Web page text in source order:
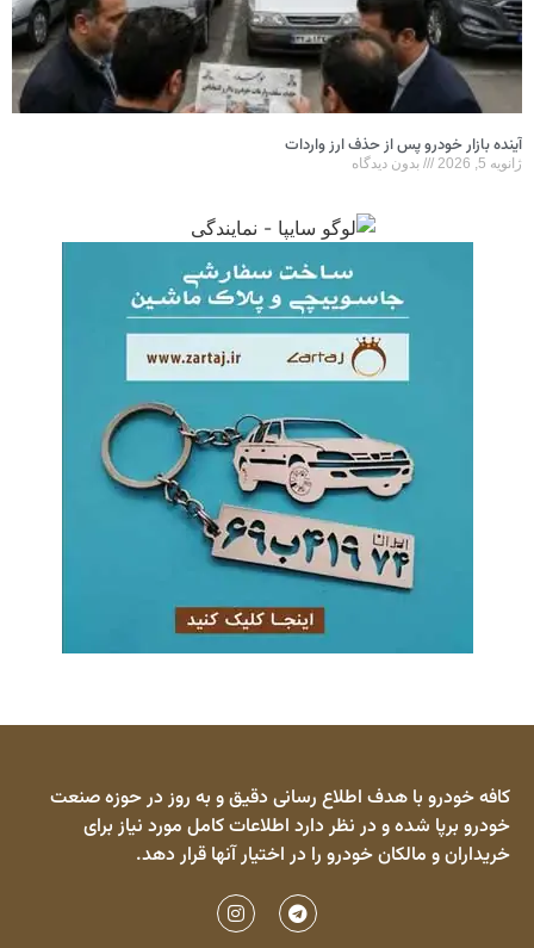
آینده بازار خودرو پس از حذف ارز واردات
ژانویه 5, 2026 بدون دیدگاه
کافه خودرو با هدف اطلاع رسانی دقیق و به روز در حوزه صنعت
خودرو برپا شده و در نظر دارد اطلاعات کامل مورد نیاز برای
خریداران و مالکان خودرو را در اختیار آنها قرار دهد.